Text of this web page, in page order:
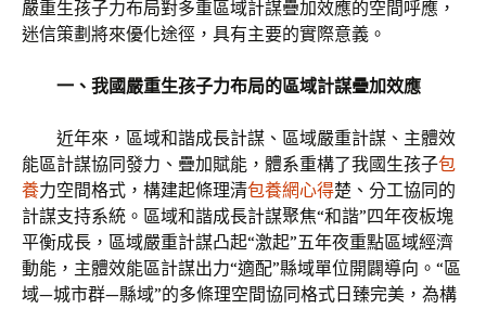
嚴重生孩子力布局對多重區域計謀疊加效應的空間呼應，
迷信策劃將來優化途徑，具有主要的實際意義。
一、我國嚴重生孩子力布局的區域計謀疊加效應
近年來，區域和諧成長計謀、區域嚴重計謀、主體效
能區計謀協同發力、疊加賦能，體系重構了我國生孩子包
養力空間格式，構建起條理清包養網心得楚、分工協同的
計謀支持系統。區域和諧成長計謀聚焦“和諧”四年夜板塊
平衡成長，區域嚴重計謀凸起“激起”五年夜重點區域經濟
動能，主體效能區計謀出力“適配”縣域單位開闢導向。“區
域—城市群—縣域”的多條理空間協同格式日臻完美，為構